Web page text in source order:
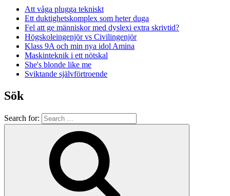
Att våga plugga tekniskt
Ett duktighetskomplex som heter duga
Fel att ge människor med dyslexi extra skrivtid?
Högskoleingenjör vs Civilingenjör
Klass 9A och min nya idol Amina
Maskinteknik i ett nötskal
She's blonde like me
Sviktande självförtroende
Sök
Search for: